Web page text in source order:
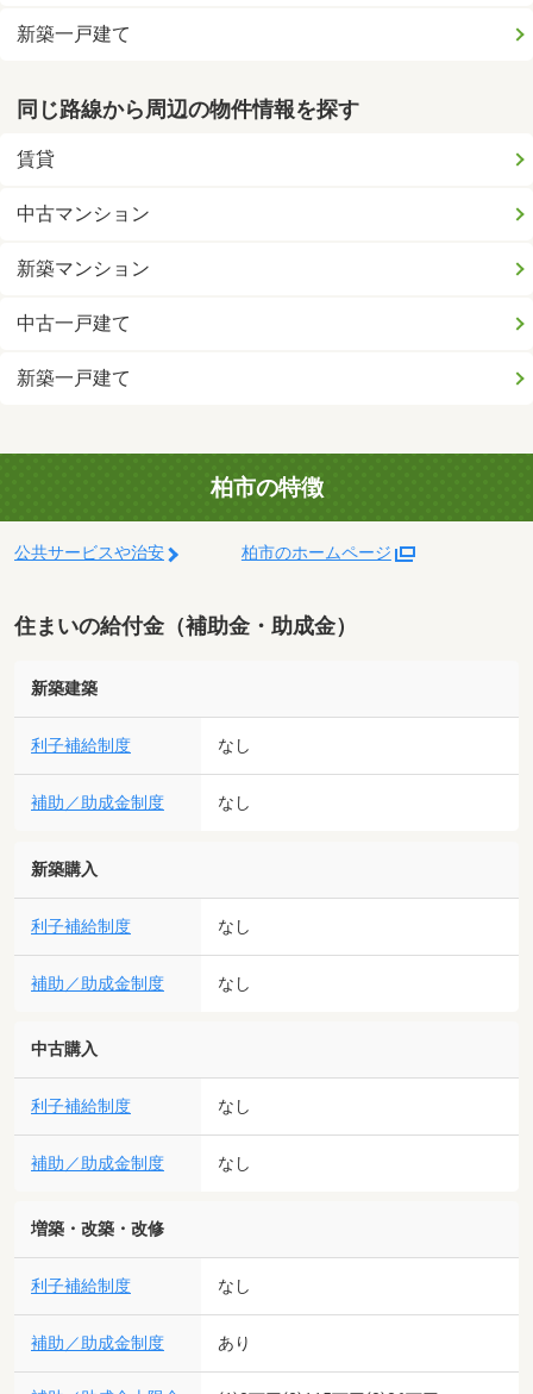
新築一戸建て
同じ路線から周辺の物件情報を探す
賃貸
中古マンション
新築マンション
中古一戸建て
新築一戸建て
柏市の特徴
公共サービスや治安 柏市のホームページ
住まいの給付金（補助金・助成金）
新築建築
利子補給制度 なし
補助／助成金制度 なし
新築購入
利子補給制度 なし
補助／助成金制度 なし
中古購入
利子補給制度 なし
補助／助成金制度 なし
増築・改築・改修
利子補給制度 なし
補助／助成金制度 あり